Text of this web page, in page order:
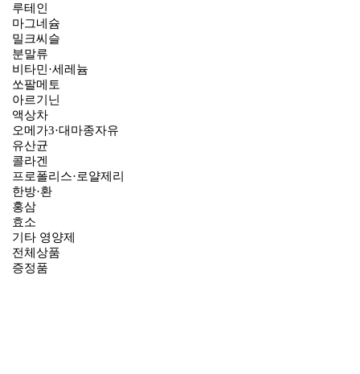
루테인
마그네슘
밀크씨슬
분말류
비타민·세레늄
쏘팔메토
아르기닌
액상차
오메가3·대마종자유
유산균
콜라겐
프로폴리스·로얄제리
한방·환
홍삼
효소
기타 영양제
전체상품
증정품